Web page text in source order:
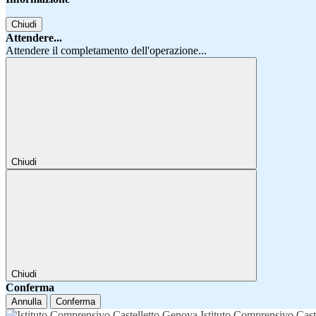
Chiudi
Attendere...
Attendere il completamento dell'operazione...
Chiudi
Chiudi
Conferma
Annulla Conferma